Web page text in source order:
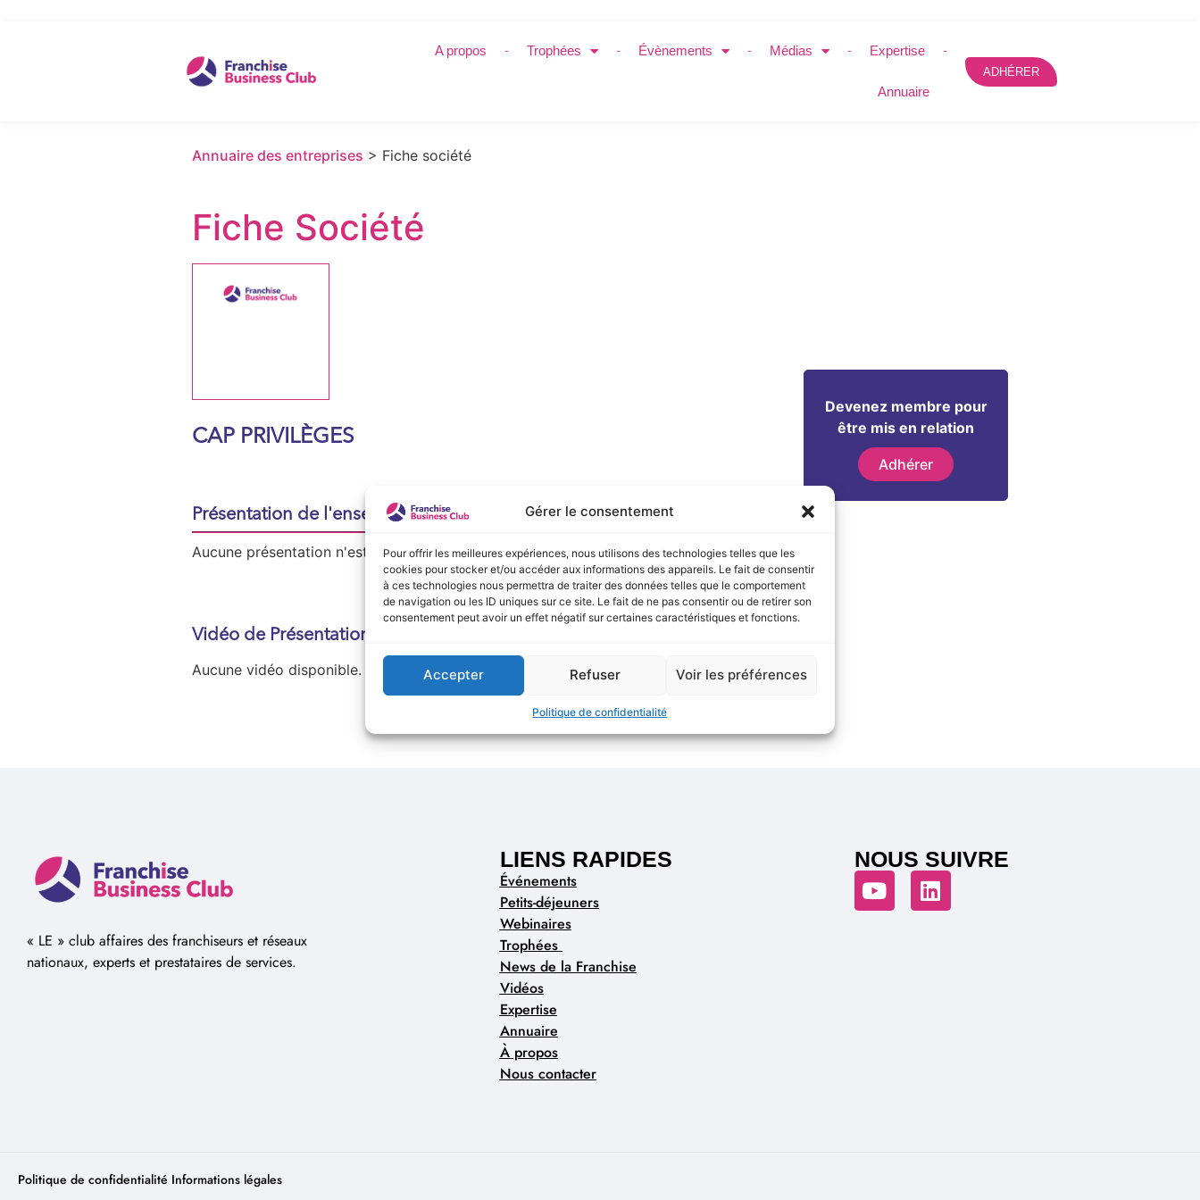
Gérer le consentement
Pour offrir les meilleures expériences, nous utilisons des technologies telles que les
cookies pour stocker et/ou accéder aux informations des appareils. Le fait de consentir
à ces technologies nous permettra de traiter des données telles que le comportement
de navigation ou les ID uniques sur ce site. Le fait de ne pas consentir ou de retirer son
consentement peut avoir un effet négatif sur certaines caractéristiques et fonctions.
Accepter Refuser Voir les préférences
Politique de confidentialité
A propos Trophées Évènements Médias Expertise
Annuaire
ADHÉRER
Annuaire des entreprises > Fiche société
Devenez membre pour
être mis en relation
Adhérer
Fiche Société
CAP PRIVILÈGES
Présentation de l'enseigne :
Aucune présentation n'est disponible actuellement !
Vidéo de Présentation
Aucune vidéo disponible.
« LE » club affaires des franchiseurs et réseaux
nationaux, experts et prestataires de services.
LIENS RAPIDES
Événements
Petits-déjeuners
Webinaires
Trophées
News de la Franchise
Vidéos
Expertise
Annuaire
À propos
Nous contacter
NOUS SUIVRE
Politique de confidentialité Informations légales